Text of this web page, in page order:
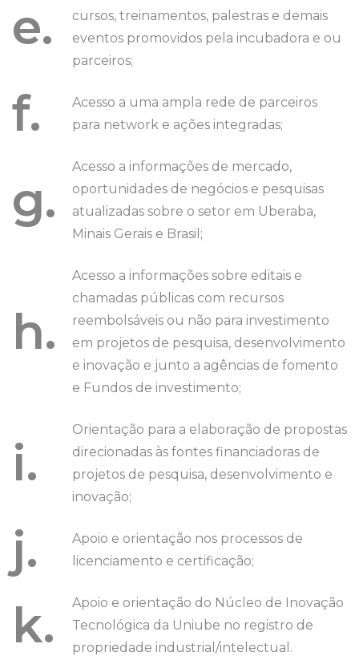
e.
cursos, treinamentos, palestras e demais
eventos promovidos pela incubadora e ou
parceiros;
f.
Acesso a uma ampla rede de parceiros
para network e ações integradas;
g.
Acesso a informações de mercado,
oportunidades de negócios e pesquisas
atualizadas sobre o setor em Uberaba,
Minais Gerais e Brasil;
h.
Acesso a informações sobre editais e
chamadas públicas com recursos
reembolsáveis ou não para investimento
em projetos de pesquisa, desenvolvimento
e inovação e junto a agências de fomento
e Fundos de investimento;
i.
Orientação para a elaboração de propostas
direcionadas às fontes financiadoras de
projetos de pesquisa, desenvolvimento e
inovação;
j.
Apoio e orientação nos processos de
licenciamento e certificação;
k.
Apoio e orientação do Núcleo de Inovação
Tecnológica da Uniube no registro de
propriedade industrial/intelectual.